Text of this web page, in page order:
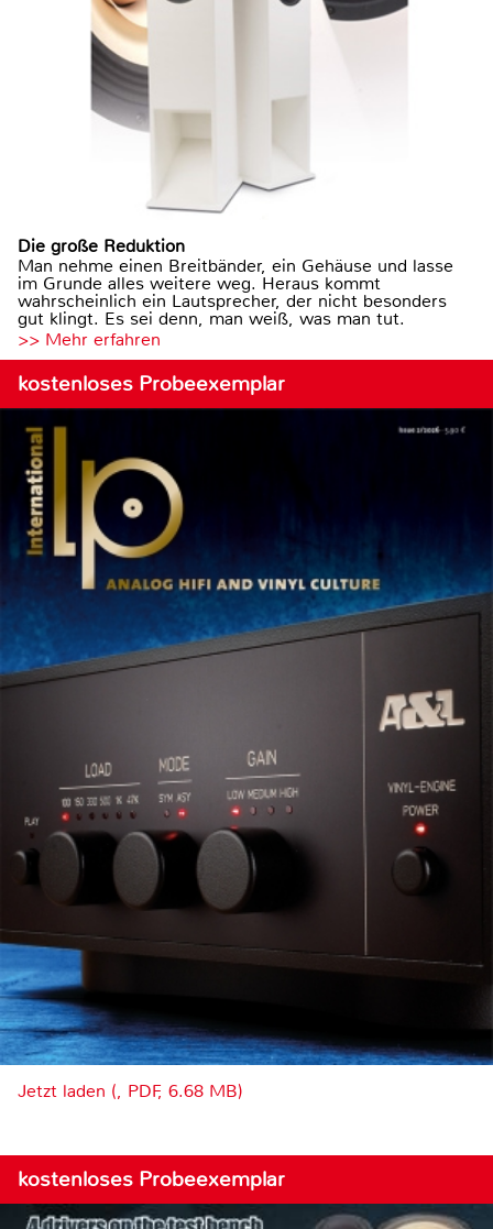
Die große Reduktion
Man nehme einen Breitbänder, ein Gehäuse und lasse
im Grunde alles weitere weg. Heraus kommt
wahrscheinlich ein Lautsprecher, der nicht besonders
gut klingt. Es sei denn, man weiß, was man tut.
>> Mehr erfahren
kostenloses Probeexemplar
Jetzt laden (, PDF, 6.68 MB)
kostenloses Probeexemplar